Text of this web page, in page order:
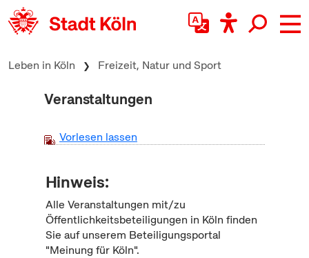
zum Inhalt springen
Leben in Köln Freizeit, Natur und Sport
Veranstaltungen
Vorlesen lassen
Hinweis:
Alle Veranstaltungen mit/zu
Öffentlichkeitsbeteiligungen in Köln finden
Sie auf unserem Beteiligungsportal
"Meinung für Köln".